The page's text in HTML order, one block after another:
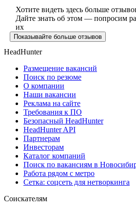
Хотите видеть здесь больше
Дайте знать об этом — попросим
их
Показывайте больше отзывов
HeadHunter
Размещение вакансий
Поиск по резюме
О компании
Наши вакансии
Реклама на сайте
Требования к ПО
Безопасный HeadHunter
HeadHunter API
Партнерам
Инвесторам
Каталог компаний
Поиск по вакансиям в
Работа рядом с метро
Сетка: соцсеть для нетворкинга
Соискателям